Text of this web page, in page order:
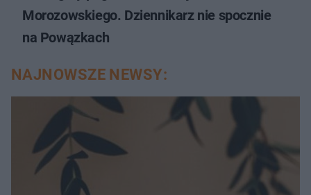
Morozowskiego. Dziennikarz nie spocznie
na Powązkach
NAJNOWSZE NEWSY: